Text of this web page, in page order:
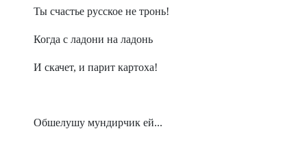
Ты счастье русское не тронь!
Когда с ладони на ладонь
И скачет, и парит картоха!
Обшелушу мундирчик ей...